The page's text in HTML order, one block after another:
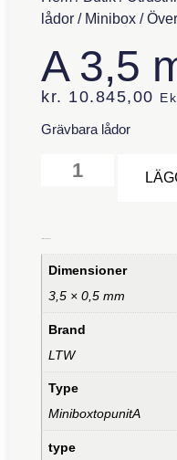
lådor / Minibox /
A 3,5
kr. 10.845,00
Grävbara lådor
Dimensioner
3,5 × 0,5 mm
Brand
LTW
Type
MiniboxtopunitA
type